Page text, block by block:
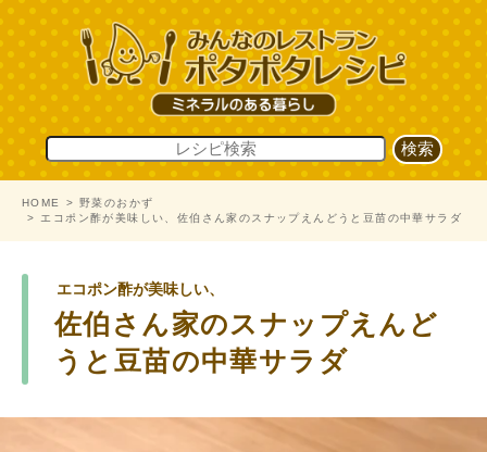
HOME
野菜のおかず
エコポン酢が美味しい、佐伯さん家のスナップえんどうと豆苗の中華サラダ
エコポン酢が美味しい、
佐伯さん家のスナップえんど
うと豆苗の中華サラダ